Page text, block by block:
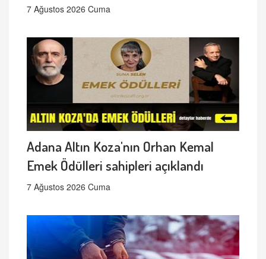
7 Ağustos 2026 Cuma
Adana Altın Koza'nın Orhan Kemal
Emek Ödülleri sahipleri açıklandı
7 Ağustos 2026 Cuma